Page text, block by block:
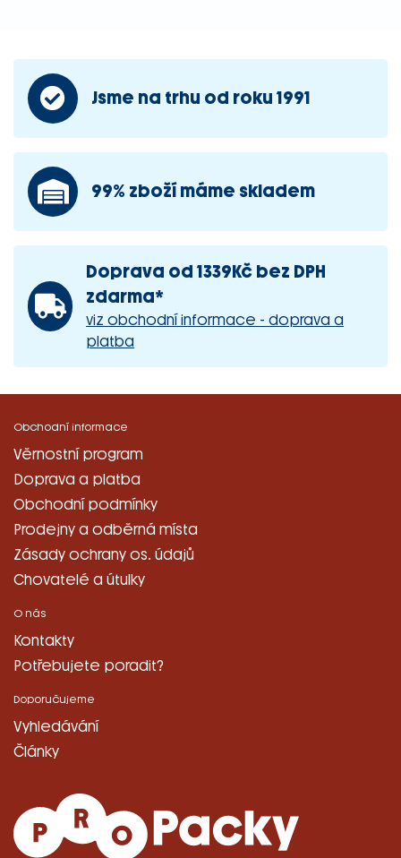
Jsme na trhu od roku 1991
99% zboží máme skladem
Doprava od 1339Kč bez DPH
zdarma*
viz obchodní informace - doprava a
platba
Obchodní informace
Věrnostní program
Doprava a platba
Obchodní podmínky
Prodejny a odběrná místa
Zásady ochrany os. údajů
Chovatelé a útulky
O nás
Kontakty
Potřebujete poradit?
Doporučujeme
Vyhledávání
Články